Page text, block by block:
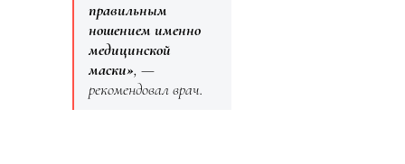
правильным
ношением именно
медицинской
маски», —
рекомендовал врач.